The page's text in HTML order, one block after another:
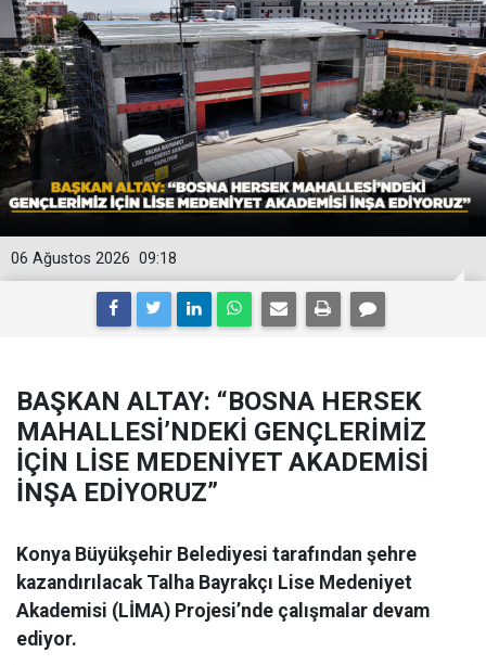
09:18
06 Ağustos 2026
BAŞKAN ALTAY: “BOSNA HERSEK
MAHALLESİ’NDEKİ GENÇLERİMİZ
İÇİN LİSE MEDENİYET AKADEMİSİ
İNŞA EDİYORUZ”
Konya Büyükşehir Belediyesi tarafından şehre
kazandırılacak Talha Bayrakçı Lise Medeniyet
Akademisi (LİMA) Projesi’nde çalışmalar devam
ediyor.